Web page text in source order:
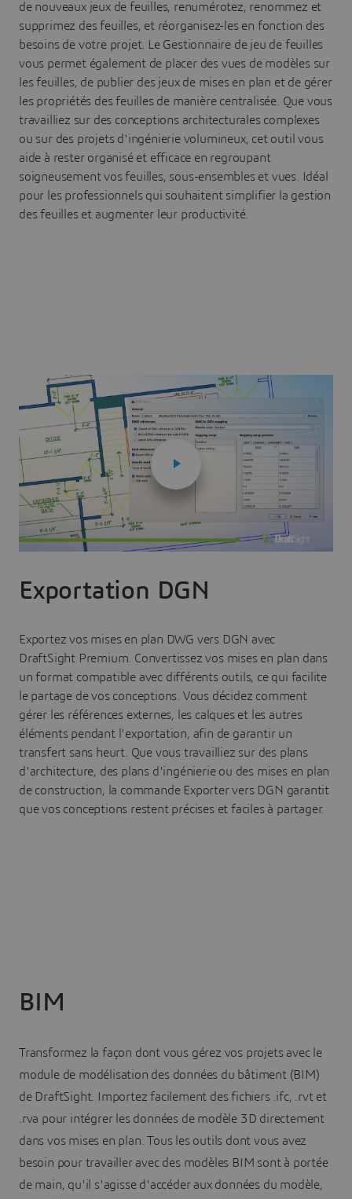
de nouveaux jeux de feuilles, renumérotez, renommez et
supprimez des feuilles, et réorganisez-les en fonction des
besoins de votre projet. Le Gestionnaire de jeu de feuilles
vous permet également de placer des vues de modèles sur
les feuilles, de publier des jeux de mises en plan et de gérer
les propriétés des feuilles de manière centralisée. Que vous
travailliez sur des conceptions architecturales complexes
ou sur des projets d'ingénierie volumineux, cet outil vous
aide à rester organisé et efficace en regroupant
soigneusement vos feuilles, sous-ensembles et vues. Idéal
pour les professionnels qui souhaitent simplifier la gestion
des feuilles et augmenter leur productivité.
Exportation DGN
Exportez vos mises en plan DWG vers DGN avec
DraftSight Premium. Convertissez vos mises en plan dans
un format compatible avec différents outils, ce qui facilite
le partage de vos conceptions. Vous décidez comment
gérer les références externes, les calques et les autres
éléments pendant l'exportation, afin de garantir un
transfert sans heurt. Que vous travailliez sur des plans
d'architecture, des plans d'ingénierie ou des mises en plan
de construction, la commande Exporter vers DGN garantit
que vos conceptions restent précises et faciles à partager.
BIM
Transformez la façon dont vous gérez vos projets avec le
module de modélisation des données du bâtiment (BIM)
de DraftSight. Importez facilement des fichiers .ifc, .rvt et
.rva pour intégrer les données de modèle 3D directement
dans vos mises en plan. Tous les outils dont vous avez
besoin pour travailler avec des modèles BIM sont à portée
de main, qu'il s'agisse d'accéder aux données du modèle,